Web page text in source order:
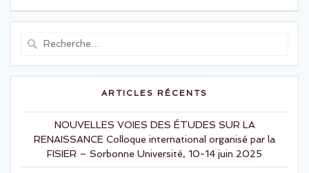
w
t
e
o
u
s
u
n
e
n
a
e
o
o
(
o
a
n
s
n
e
:
ARTICLES RÉCENTS
NOUVELLES VOIES DES ÉTUDES SUR LA
RENAISSANCE Colloque international organisé par la
FISIER – Sorbonne Université, 10-14 juin 2025